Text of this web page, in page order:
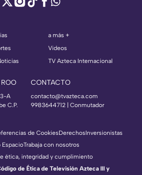
a más +
Videos
TV Azteca Internacional
A
C.P.
CONTACTO
contacto@tvazteca.com
9983644712 | Conmutador
de CookiesDerechosInversionistas
EspacioTrabaja con nosotros
ética, integridad y cumplimiento
de Ética de Televisión Azteca III y